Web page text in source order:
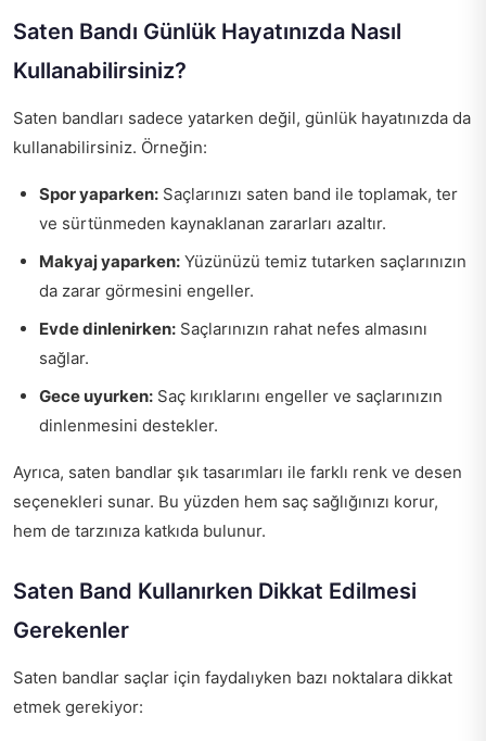
Saten Bandı Günlük Hayatınızda Nasıl
Kullanabilirsiniz?
Saten bandları sadece yatarken değil, günlük hayatınızda da
kullanabilirsiniz. Örneğin:
Spor yaparken: Saçlarınızı saten band ile toplamak, ter
ve sürtünmeden kaynaklanan zararları azaltır.
Makyaj yaparken: Yüzünüzü temiz tutarken saçlarınızın
da zarar görmesini engeller.
Evde dinlenirken: Saçlarınızın rahat nefes almasını
sağlar.
Gece uyurken: Saç kırıklarını engeller ve saçlarınızın
dinlenmesini destekler.
Ayrıca, saten bandlar şık tasarımları ile farklı renk ve desen
seçenekleri sunar. Bu yüzden hem saç sağlığınızı korur,
hem de tarzınıza katkıda bulunur.
Saten Band Kullanırken Dikkat Edilmesi
Gerekenler
Saten bandlar saçlar için faydalıyken bazı noktalara dikkat
etmek gerekiyor: